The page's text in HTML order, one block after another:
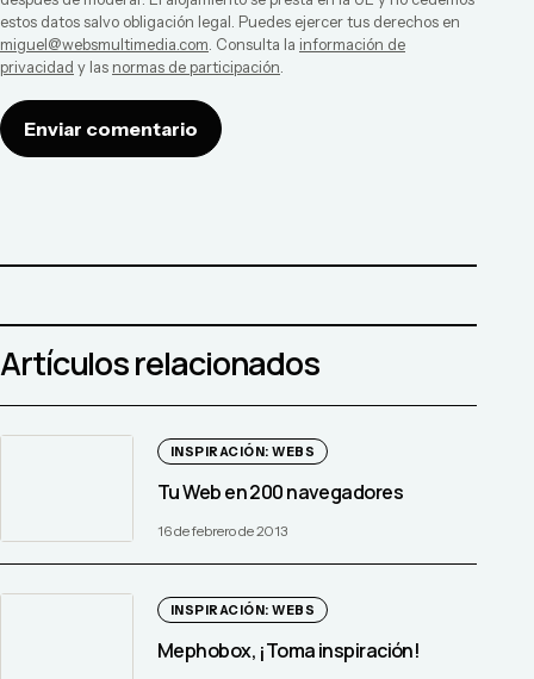
estos datos salvo obligación legal. Puedes ejercer tus derechos en
miguel@websmultimedia.com. Consulta la información de
privacidad y las normas de participación.
Enviar comentario
Artículos relacionados
INSPIRACIÓN: WEBS
Tu Web en 200 navegadores
16 de febrero de 2013
INSPIRACIÓN: WEBS
Mephobox, ¡Toma inspiración!